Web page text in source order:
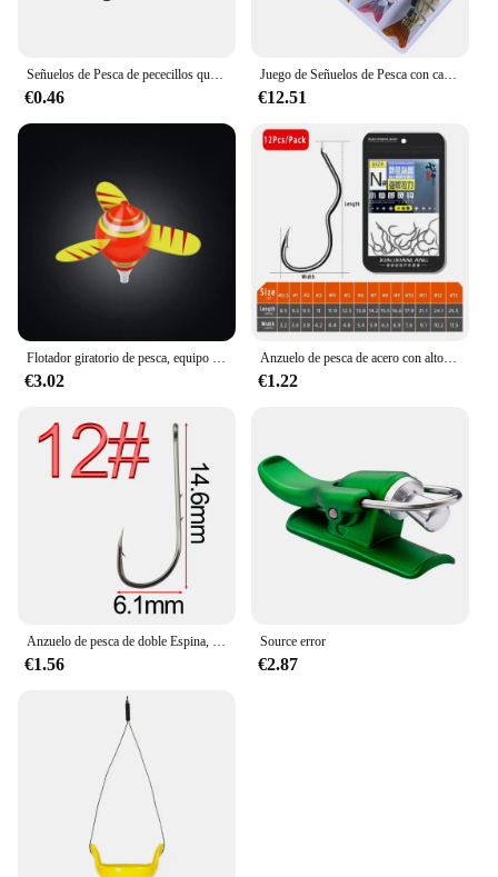
€0.46
Juego de Señuelos de Pesca con caja, cebos duros articulados, Wobblers, Swimbait, Crankbait, Swim Bass, Lucio, hundimiento, 6 unidades
€12.51
€3.02
Anzuelo de pesca de acero con alto contenido de carbono, anzuelo de pesca con púas afiladas, con tapa automática, accesorios de pesca de carpa, 12 unids/lote por paquete
€1.22
€1.56
Source error
€2.87